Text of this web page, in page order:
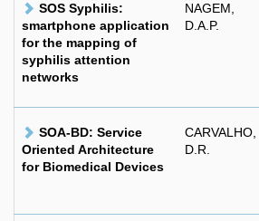
SOS Syphilis:
smartphone application
for the mapping of
syphilis attention
networks
NAGEM,
D.A.P.
SOA-BD: Service
Oriented Architecture
for Biomedical Devices
CARVALHO,
D.R.